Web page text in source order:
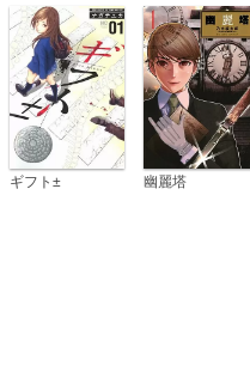
ギフト± 幽麗塔